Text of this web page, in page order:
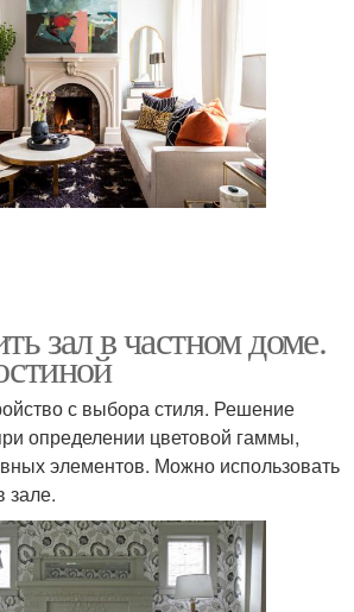
зал в частном доме.
с выбора стиля. Решение
определении цветовой гаммы,
элементов. Можно использовать
зале.